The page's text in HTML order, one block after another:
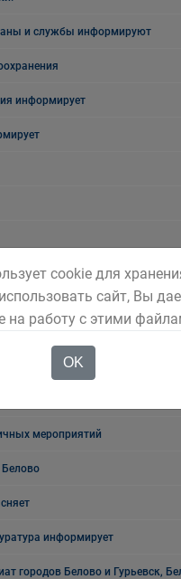
и службы информируют
информирует
занятости населения города
мероприятий
информирует
городов Белово и Гурьевск,
cookie для
сайт, Вы
на работу с этими
OK